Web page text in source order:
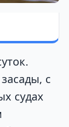
с
судах